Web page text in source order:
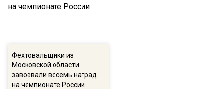
Фехтовальщики из
Московской области
завоевали восемь наград
на чемпионате России